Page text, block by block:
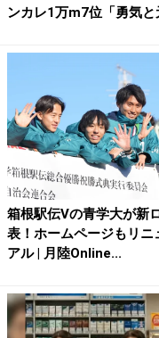
ンカレ1万m7位「勇気と
箱根駅伝Vの青学大が新
表！ホームページもリニ
アル | 月陸Online...